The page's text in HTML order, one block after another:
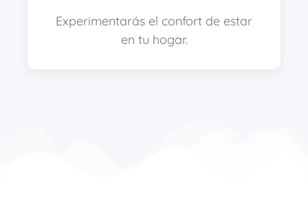
Experimentarás el confort de estar
en tu hogar.